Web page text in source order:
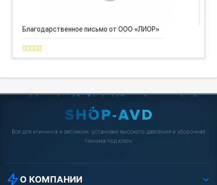
Благодарственное письмо от ООО «ЛИОР»
Всё для клининга и автомоек: установки высокого давления и уборочная
техника под ключ.
О КОМПАНИИ